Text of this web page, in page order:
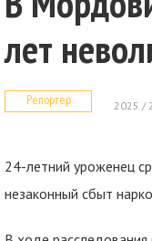
лет
Репортер 2025 /
24-летний уроженец
незаконный сбыт